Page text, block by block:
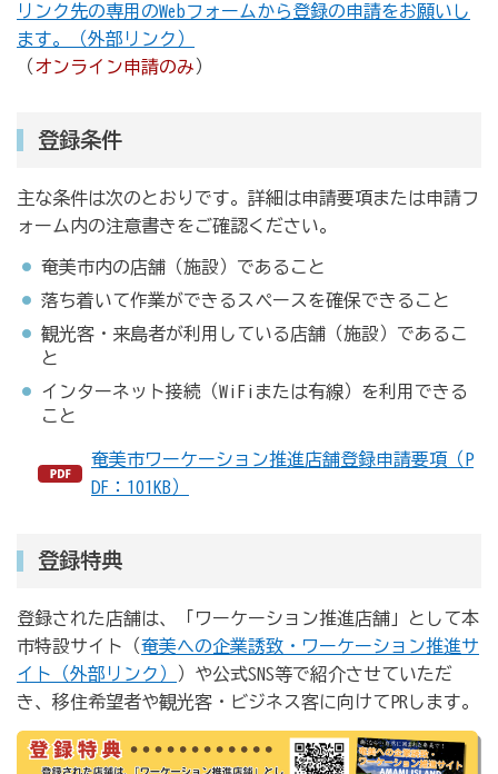
リンク先の専用のWebフォームから登録の申請をお願いし
ます。（外部リンク）
（ オンライン申請のみ ）
登録条件
主な条件は次のとおりです。詳細は申請要項または申請フ
ォーム内の注意書きをご確認ください。
奄美市内の店舗（施設）であること
落ち着いて作業ができるスペースを確保できること
観光客・来島者が利用している店舗（施設）であるこ
と
インターネット接続（WiFiまたは有線）を利用できる
こと
奄美市ワーケーション推進店舗登録申請要項（P
DF：101KB）
登録特典
登録された店舗は、「ワーケーション推進店舗」として本
市特設サイト（奄美への企業誘致・ワーケーション推進サ
イト（外部リンク）
）や公式SNS等で紹介させていただ
き、移住希望者や観光客・ビジネス客に向けてPRします。